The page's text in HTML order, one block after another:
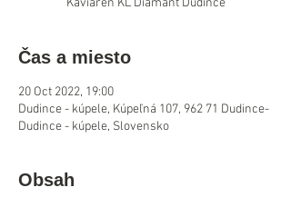
Kaviareň KL Diamant Dudince
Čas a miesto
20 Oct 2022, 19:00
Dudince - kúpele, Kúpeľná 107, 962 71 Dudince-
Dudince - kúpele, Slovensko
Obsah